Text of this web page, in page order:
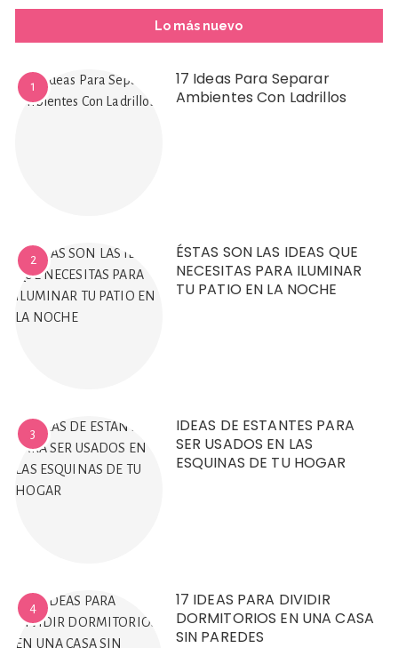
Lo más nuevo
1
17 Ideas Para Separar
Ambientes Con Ladrillos
2
ÉSTAS SON LAS IDEAS QUE
NECESITAS PARA ILUMINAR
TU PATIO EN LA NOCHE
3
IDEAS DE ESTANTES PARA
SER USADOS EN LAS
ESQUINAS DE TU HOGAR
4
17 IDEAS PARA DIVIDIR
DORMITORIOS EN UNA CASA
SIN PAREDES